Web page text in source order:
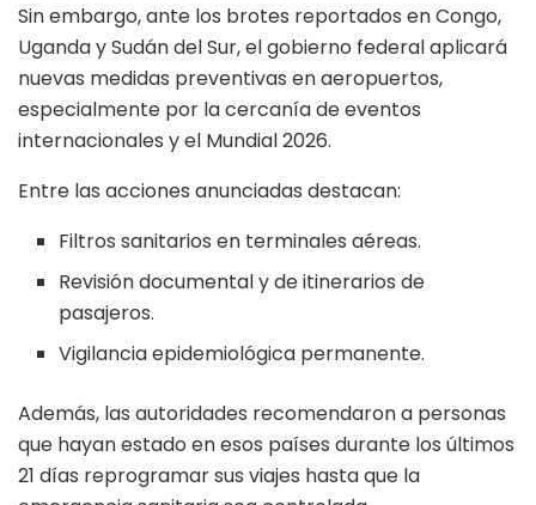
Sin embargo, ante los brotes reportados en Congo,
Uganda y Sudán del Sur, el gobierno federal aplicará
nuevas medidas preventivas en aeropuertos,
especialmente por la cercanía de eventos
internacionales y el Mundial 2026.
Entre las acciones anunciadas destacan:
Filtros sanitarios en terminales aéreas.
Revisión documental y de itinerarios de
pasajeros.
Vigilancia epidemiológica permanente.
Además, las autoridades recomendaron a personas
que hayan estado en esos países durante los últimos
21 días reprogramar sus viajes hasta que la